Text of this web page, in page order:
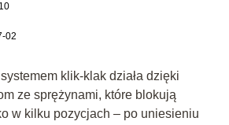
02
klik-klak działa dzięki
ze sprężynami, które blokują
w kilku pozycjach – po uniesieniu